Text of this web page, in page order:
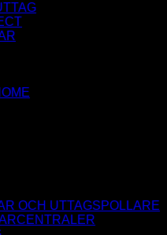
OCH UTTAGSPOLLARE